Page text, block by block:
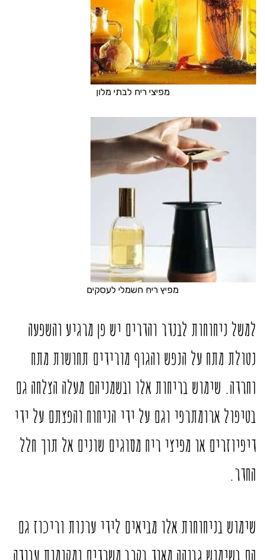
מפיצי ריח לבתי מלון
מפיץ ריח חשמלי לעסקים
למשל ניחוחות לבנדר והדרים יש פן מרגיע והשפעה
נטולת מתח על הנפש והגוף מורידים תחושות מתח
וחרדה. שימוש בריחות אלו ובשמניהם מעלה הצלחה גם
בטיפול ארומתרפי וגם על ידי הניחוח והפצתם על ידי
דיפיוזרים או מפיצי ריח מסוגים שונים אל תוך חלל
החדר.
שימוש בניחוחות אלו מביאים לידי ערנות וריכוז גם